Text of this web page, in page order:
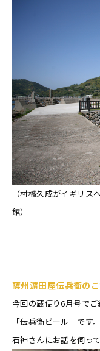
（村橋久成がイギリ
館）
薩州濵田屋伝兵衛の
今回の蔵便り6月号でご
「伝兵衛ビール」です
石神さんにお話を伺って